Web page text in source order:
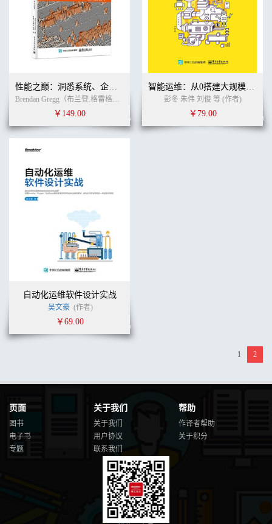
性能之巅：洞悉系统、企业与云计算
Brendan Gregg（布兰登.格雷格） (作者) 徐章宁 吴寒思 陈磊 (译者)
￥149.00
智能运维：从0搭建大规模分布式AIOps系统
彭冬 朱伟 刘俊 等 (作者)
￥79.00
自动化运维软件设计实战
吴文豪 (作者)
￥69.00
1 2
页面
图书
电子书
专题
关于我们
关于我们
用户协议
联系我们
帮助
作译者帮助
关于积分